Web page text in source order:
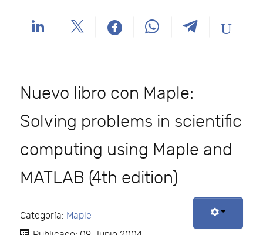
Nuevo libro con Maple:
Solving problems in scientific
computing using Maple and
MATLAB (4th edition)
Categoría: Maple